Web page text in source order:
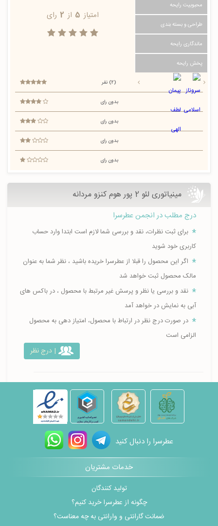
محبوبیت رایحه
طراحی و بسته بندی
ماندگاری رایحه
پخش رایحه
امتیاز 5 از 2 رای
(2) نفر
بدون رای
بدون رای
بدون رای
بدون رای
مینیاتوری لئو 2 پور هوم کنزو مردانه
درج مطلب در انجمن عطرسرا
برای ثبت نظرات، نقد و بررسی شما لازم است ابتدا وارد حساب
کاربری خود شوید
اگر این محصول را قبلا از عطرسرا خریده باشید ، نظر شما به عنوان
مالک محصول ثبت خواهد شد
نقد و بررسی یا نظر و پرسش غیر مرتبط با محصول ، در باکس های
آبی به نمایش در خواهد آمد
در صورت درج نظر در ارتباط با محصول، امتیاز دهی به محصول
الزامی است
| درج نظر
عطرسرا را دنبال کنید
خدمات مشتریان
تولید کنندگان
چگونه از عطرسرا خرید کنیم؟
ضمانت گارانتی و وارانتی به چه معناست؟